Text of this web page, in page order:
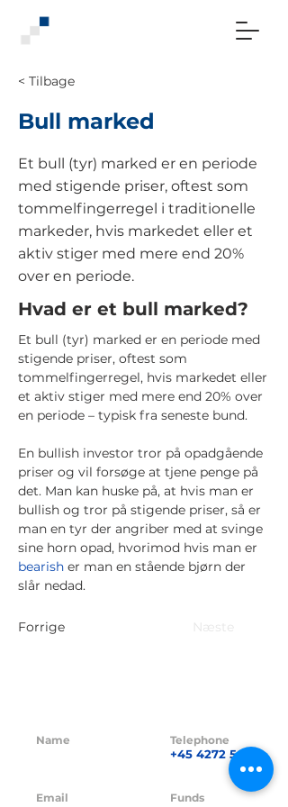
< Tilbage
Bull marked
Et bull (tyr) marked er en periode
med stigende priser, oftest som
tommelfingerregel i traditionelle
markeder, hvis markedet eller et
aktiv stiger med mere end 20%
over en periode.
Hvad er et bull marked?
Et bull (tyr) marked er en periode med
stigende priser, oftest som
tommelfingerregel, hvis markedet eller
et aktiv stiger med mere end 20% over
en periode – typisk fra seneste bund.
En bullish investor tror på opadgående
priser og vil forsøge at tjene penge på
det. Man kan huske på, at hvis man er
bullish og tror på stigende priser, så er
man en tyr der angriber med at svinge
sine horn opad, hvorimod hvis man er
bearish er man en stående bjørn der
slår nedad.
Forrige Næste
Name
Email
Telephone
+45 4272 5621
Funds